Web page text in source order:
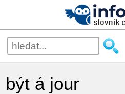
být á jour